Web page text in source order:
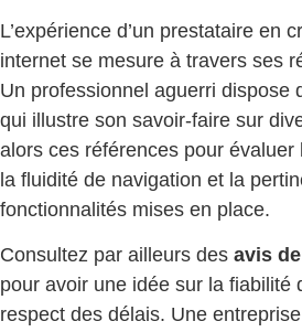
L’expérience d’un prestataire en
internet se mesure à travers ses
Un professionnel aguerri dispose
qui illustre son savoir-faire sur
alors ces références pour évaluer
la fluidité de navigation et la
fonctionnalités mises en place.
Consultez par ailleurs des avis
pour avoir une idée sur la fiabilité
respect des délais. Une